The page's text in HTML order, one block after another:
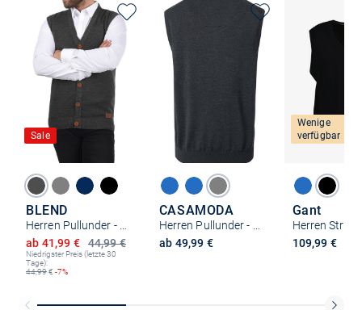
Sale
BLEND
44,99 €
Ermäßigter Preis
ab 41,99 €
Niedrigster Preis (letzte 30
Tage):
44,99€ -7%
CASAMODA
ab 49,99 €
Wenige
verfügbar
Gant
109,99 €